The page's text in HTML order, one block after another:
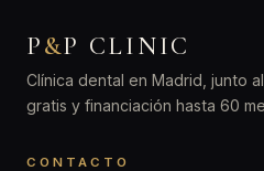
P&P CLINIC
Clínica dental en Madrid, junto
gratis y financiación hasta 60
CONTACTO